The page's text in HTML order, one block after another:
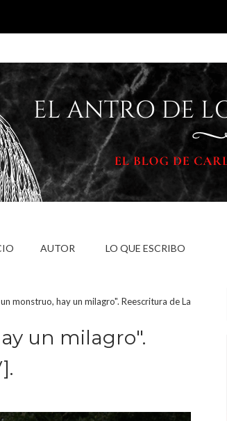
AUTOR LO QUE ESCRIBO
monstruo, hay un milagro". Reescritura de La
un milagro".